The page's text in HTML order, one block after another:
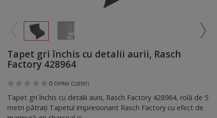
Tapet gri închis cu detalii aurii, Rasch
Factory 428964
0 OPINII CLIENȚI
Tapet gri închis cu detalii aurii, Rasch Factory 428964, rolă de 5
metri pătraţi Tapetul impresionant Rasch Factory cu efect de